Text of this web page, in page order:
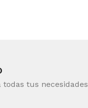
tus necesidades